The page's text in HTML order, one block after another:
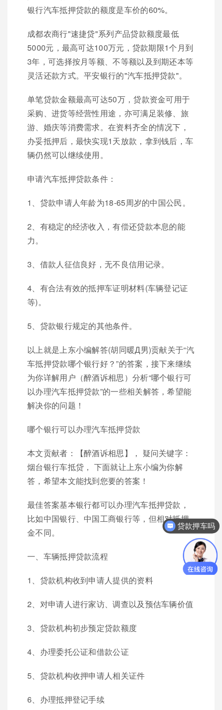
银行汽车抵押贷款的额度是车价的60%。
成都农商行"速捷贷"系列产品贷款额度最低
5000元，最高可达100万元，贷款期限1个月到
3年，可选择按月等额、不等额以及到期还本等
灵活还款方式。平安银行的"汽车抵押贷款"。
单笔贷款金额最高可达50万，贷款资金可用于
采购、进货等经营性用途，亦可满足装修、旅
游、婚庆等消费需求。在资料齐全的情况下，
办妥抵押后，最快实现1天放款，拿到钱后，车
辆仍然可以继续使用。
申请汽车抵押贷款条件：
1、贷款申请人年龄为18-65周岁的中国公民。
2、有稳定的经济收入，有偿还贷款本息的能
力。
3、借款人征信良好，无不良信用记录。
4、有合法有效的抵押车证明材料(车辆登记证
等)。
5、贷款银行规定的其他条件。
以上就是上东小编解答(胡同暖Д男)贡献关于“汽
车抵押贷款哪个银行好？”的答案，接下来继续
为你详解用户（醉酒诉相思）分析“哪个银行可
以办理汽车抵押贷款”的一些相关解答，希望能
解决你的问题！
哪个银行可以办理汽车抵押贷款
本文贡献者：【醉酒诉相思】， 疑问关键字：
烟台银行车抵贷， 下面就让上东小编为你解
答，希望本文能找到您要的答案！
最佳答案基本银行都可以办理汽车抵押贷款，
比如中国银行、中国工商银行等，但相对抵押
金不同。
一、车辆抵押贷款流程
1、贷款机构收到申请人提供的资料
2、对申请人进行家访、调查以及预估车辆价值
3、贷款机构初步预定贷款额度
4、办理委托公证和借款公证
5、贷款机构收押申请人相关证件
6、办理抵押登记手续
贷款押车吗